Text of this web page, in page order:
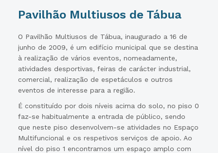
Pavilhão Multiusos de Tábua
O Pavilhão Multiusos de Tábua, inaugurado a 16 de
junho de 2009, é um edifício municipal que se destina
à realização de vários eventos, nomeadamente,
atividades desportivas, feiras de carácter industrial,
comercial, realização de espetáculos e outros
eventos de interesse para a região.
É constituído por dois níveis acima do solo, no piso 0
faz-se habitualmente a entrada de público, sendo
que neste piso desenvolvem-se atividades no Espaço
Multifuncional e os respetivos serviços de apoio. Ao
nível do piso 1 encontramos um espaço amplo com